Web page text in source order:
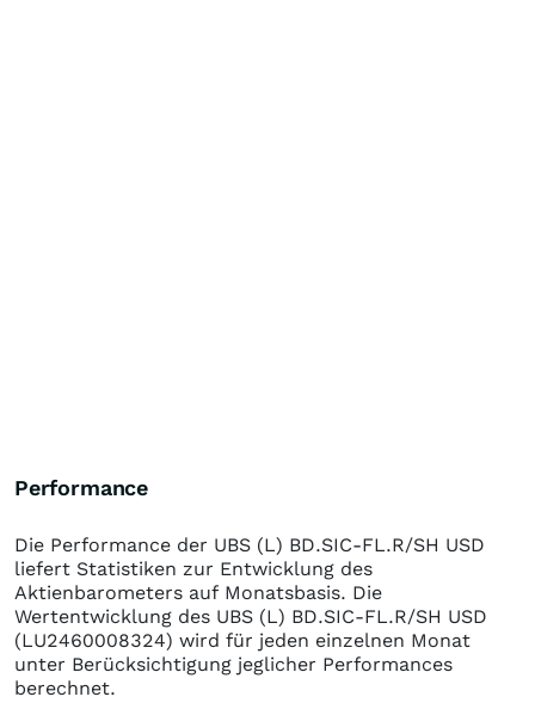
Performance
Die Performance der UBS (L) BD.SIC-FL.R/SH USD
liefert Statistiken zur Entwicklung des
Aktienbarometers auf Monatsbasis. Die
Wertentwicklung des UBS (L) BD.SIC-FL.R/SH USD
(LU2460008324) wird für jeden einzelnen Monat
unter Berücksichtigung jeglicher Performances
berechnet.